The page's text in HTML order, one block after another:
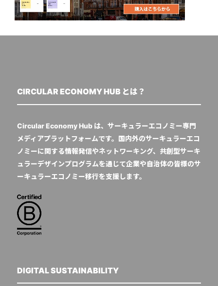
CIRCULAR ECONOMY HUB とは？
Circular Economy Hub は、サーキュラーエコノミー専門
メディアプラットフォームです。国内外のサーキュラーエコ
ノミーに関する情報発信やネットワーキング、共創型サーキ
ュラーデザインプログラムを通じて企業や自治体の皆様のサ
ーキュラーエコノミー移行を支援します。
DIGITAL SUSTAINABILITY